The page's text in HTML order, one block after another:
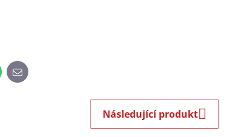
E-
mail
Následující produkt